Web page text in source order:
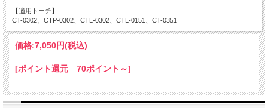
【適用トーチ】
CT-0302、CTP-0302、CTL-0302、CTL-0151、CT-0351
価格:7,050円(税込)
[ポイント還元 70ポイント～]